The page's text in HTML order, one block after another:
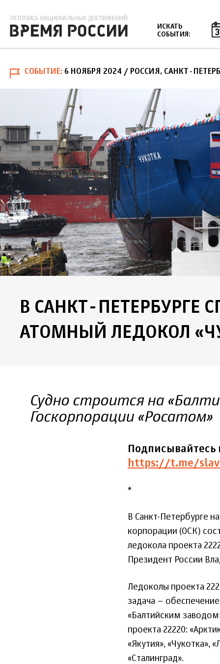
ИСКАТЬ
СОБЫТИЯ:
СОБЫТИЕ 6 НОЯБРЯ 2024 / РОССИЯ, САНКТ-
В САНКТ-ПЕТЕРБУРГЕ
АТОМНЫЙ ЛЕДОКОЛ
Судно строится на
Госкорпорации «Росатом»
https://t.me/
*
В Санкт-Петербурге
корпорации (ОСК)
ледокола проекта
Президент России
Ледоколы проекта
задача –
«Балтийским
проекта 22220:
«Якутия», «Чукотка»,
«Сталинград».